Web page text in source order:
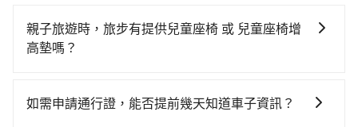
專車接送，則每人平均花費約1,610元，費時4小時34分
鐘。長距離移動確實搭乘高鐵可以比坐車快，但卻要額
要乘車，也可參考tripool的拼車共乘服務，最多可再節
里程限定200~400公里，超過還會額外加收100~2,000
元不等的費用。由於絕大多數的租車公司都沒有提供甲
計程車便宜，但如果你當天只需要單程前往，隔天或多
9,235~11,100元間，但如改預約tripool可省高達
$4,700。但如果要考慮到回程，屏東縣僅有合法計程車
或服務品質上，tripool都是你從大園到新埤的最佳選
擇： 預算：不同交通工具價格不同，可先確定您的預
算。計程車最貴，而大眾運輸通常較便宜。 行程：需多
車。 旅行人數：人數多時包車較方便舒適且每個人攤提
親子旅遊時，旅步有提供兒童座椅 或 兒童座椅增
高墊嗎？
童座椅。每趟每個租金 NT$300。您可以在預定服務時
如需申請通行證，能否提前幾天知道車子資訊？